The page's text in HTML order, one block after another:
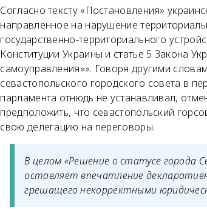
Согласно тексту «Постановления»
направленное на нарушение
государственно-территориального
Конституции Украины и статье 5 Закона
самоуправления»». Говоря другими
севастопольского городского совета в
парламента отнюдь не устанавливал,
предположить, что севастопольский
свою делегацию на переговоры.
В целом «Решение о статусе города
оставляет впечатление
грешащего некорректными